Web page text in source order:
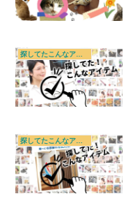
探してたこんなアイテム
探してたこんなアイテム